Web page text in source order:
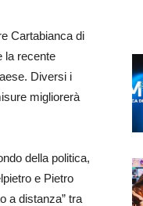
Cartabianca di
la recente
Diversi i
migliorerà
della politica,
e Pietro
a distanza” tra